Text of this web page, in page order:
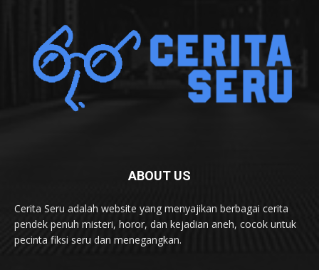
ABOUT US
Cerita Seru adalah website yang menyajikan berbagai cerita
pendek penuh misteri, horor, dan kejadian aneh, cocok untuk
pecinta fiksi seru dan menegangkan.